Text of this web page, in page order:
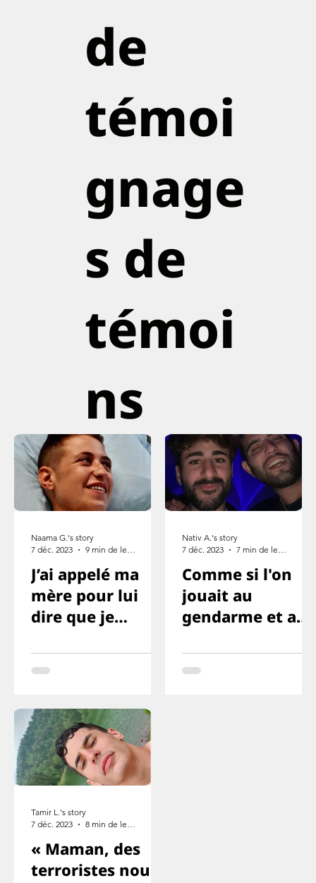
de
témoi
gnage
s de
témoi
ns
J’ai appelé ma
mère pour lui
dire que je
cette fois je ne
survivrai pas
Naama G.'s story
7 déc. 2023
9 min de lecture
Comme si l'on
jouait au
gendarme et au
quelque chose
comme ça
Nativ A.'s story
7 déc. 2023
7 min de lecture
« Maman, des
terroristes nous
Tamir L.'s story
7 déc. 2023
8 min de lecture